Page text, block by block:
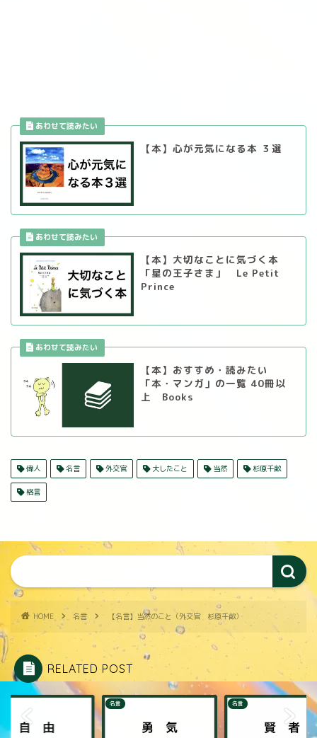
【本】心が元気になる本 ３選
【本】大切なことに気づく本
「星の王子さま」 Le Petit
Prince
【本】おすすめ・読みたい
「本・マンガ」の一覧 40冊以
上 Books
偉人 名言 外交官 大したこと 当然 杉原千畝
格言
HOME 名言 【名言】当然のこと（外交官 杉原千畝）
RELATED POST
名言 名言